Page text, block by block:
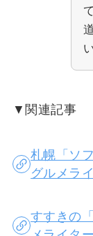
▼関連記事
札幌「ソ
グルメラ
すすきの